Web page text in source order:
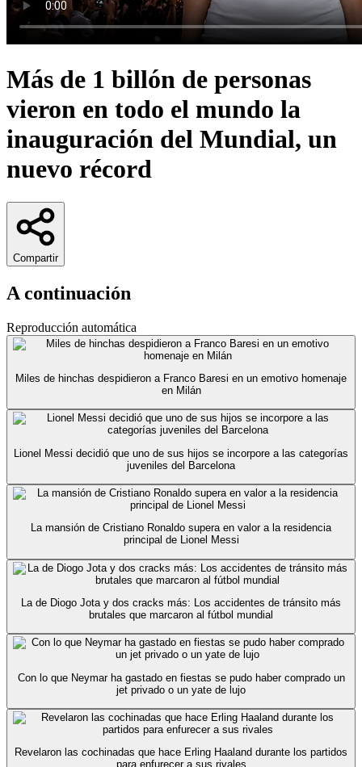
Más de 1 billón de personas
vieron en todo el mundo la
inauguración del Mundial, un
nuevo récord
Compartir
A continuación
Reproducción automática
Miles de hinchas despidieron a Franco Baresi en un emotivo homenaje
en Milán
Lionel Messi decidió que uno de sus hijos se incorpore a las categorías
juveniles del Barcelona
La mansión de Cristiano Ronaldo supera en valor a la residencia
principal de Lionel Messi
La de Diogo Jota y dos cracks más: Los accidentes de tránsito más
brutales que marcaron al fútbol mundial
Con lo que Neymar ha gastado en fiestas se pudo haber comprado un
jet privado o un yate de lujo
Revelaron las cochinadas que hace Erling Haaland durante los partidos
para enfurecer a sus rivales